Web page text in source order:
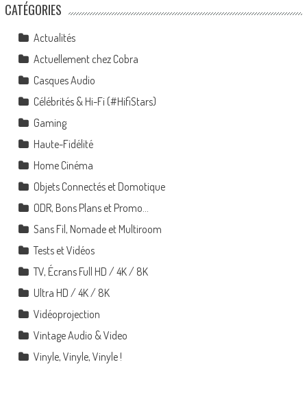
CATÉGORIES
Actualités
Actuellement chez Cobra
Casques Audio
Célébrités & Hi-Fi (#HifiStars)
Gaming
Haute-Fidélité
Home Cinéma
Objets Connectés et Domotique
ODR, Bons Plans et Promo…
Sans Fil, Nomade et Multiroom
Tests et Vidéos
TV, Écrans Full HD / 4K / 8K
Ultra HD / 4K / 8K
Vidéoprojection
Vintage Audio & Video
Vinyle, Vinyle, Vinyle !